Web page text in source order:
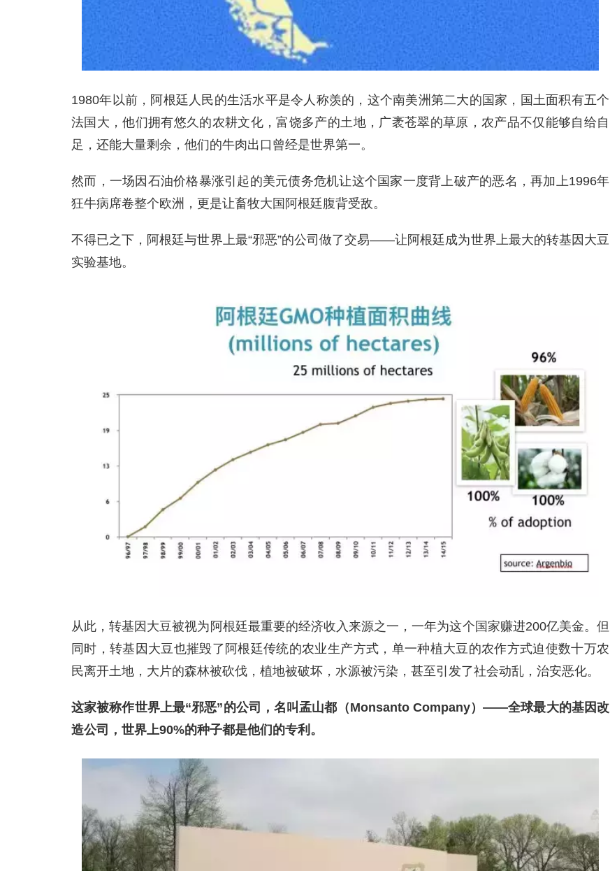
1980年以前，阿根廷人民的生活水平是令人称羡的，这个南美洲第二大的国家，国土面积有五个
法国大，他们拥有悠久的农耕文化，富饶多产的土地，广袤苍翠的草原，农产品不仅能够自给自
足，还能大量剩余，他们的牛肉出口曾经是世界第一。
然而，一场因石油价格暴涨引起的美元债务危机让这个国家一度背上破产的恶名，再加上1996年
狂牛病席卷整个欧洲，更是让畜牧大国阿根廷腹背受敌。
不得已之下，阿根廷与世界上最“邪恶”的公司做了交易——让阿根廷成为世界上最大的转基因大豆
实验基地。
从此，转基因大豆被视为阿根廷最重要的经济收入来源之一，一年为这个国家赚进200亿美金。但
同时，转基因大豆也摧毁了阿根廷传统的农业生产方式，单一种植大豆的农作方式迫使数十万农
民离开土地，大片的森林被砍伐，植地被破坏，水源被污染，甚至引发了社会动乱，治安恶化。
这家被称作世界上最“邪恶”的公司，名叫孟山都（Monsanto Company）——全球最大的基因改
造公司，世界上90%的种子都是他们的专利。